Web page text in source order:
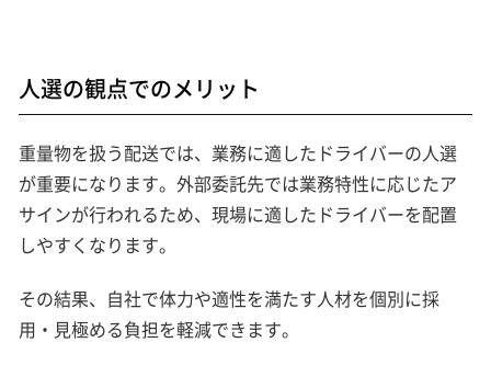
人選の観点でのメリット
重量物を扱う配送では、業務に適したドライバーの人選
が重要になります。外部委託先では業務特性に応じたア
サインが行われるため、現場に適したドライバーを配置
しやすくなります。
その結果、自社で体力や適性を満たす人材を個別に採
用・見極める負担を軽減できます。